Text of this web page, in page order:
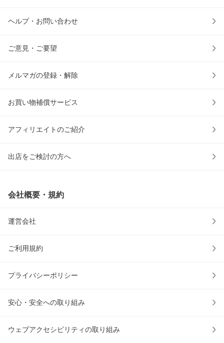
ヘルプ・お問い合わせ
ご意見・ご要望
メルマガの登録・解除
お買い物補償サービス
アフィリエイトのご紹介
出店をご検討の方へ
会社概要・規約
運営会社
ご利用規約
プライバシーポリシー
安心・安全への取り組み
ウェブアクセシビリティの取り組み